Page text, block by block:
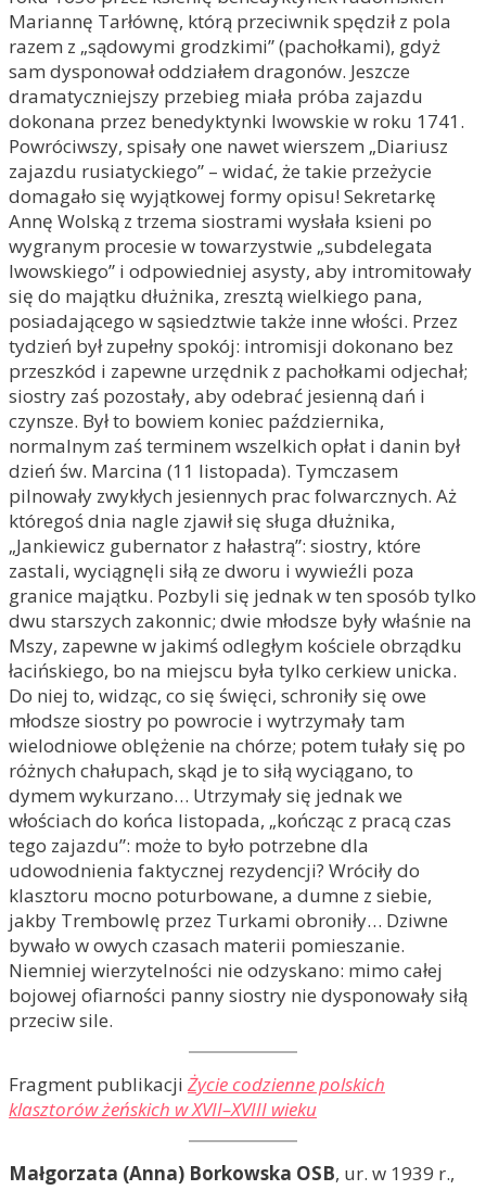
Mariannę Tarłównę, którą przeciwnik spędził z pola
razem z „sądowymi grodzkimi” (pachołkami), gdyż
sam dysponował oddziałem dragonów. Jeszcze
dramatyczniejszy przebieg miała próba zajazdu
dokonana przez benedyktynki lwowskie w roku 1741.
Powróciwszy, spisały one nawet wierszem „Diariusz
zajazdu rusiatyckiego” – widać, że takie przeżycie
domagało się wyjątkowej formy opisu! Sekretarkę
Annę Wolską z trzema siostrami wysłała ksieni po
wygranym procesie w towarzystwie „subdelegata
lwowskiego” i odpowiedniej asysty, aby intromitowały
się do majątku dłużnika, zresztą wielkiego pana,
posiadającego w sąsiedztwie także inne włości. Przez
tydzień był zupełny spokój: intromisji dokonano bez
przeszkód i zapewne urzędnik z pachołkami odjechał;
siostry zaś pozostały, aby odebrać jesienną dań i
czynsze. Był to bowiem koniec października,
normalnym zaś terminem wszelkich opłat i danin był
dzień św. Marcina (11 listopada). Tymczasem
pilnowały zwykłych jesiennych prac folwarcznych. Aż
któregoś dnia nagle zjawił się sługa dłużnika,
„Jankiewicz gubernator z hałastrą”: siostry, które
zastali, wyciągnęli siłą ze dworu i wywieźli poza
granice majątku. Pozbyli się jednak w ten sposób tylko
dwu starszych zakonnic; dwie młodsze były właśnie na
Mszy, zapewne w jakimś odległym kościele obrządku
łacińskiego, bo na miejscu była tylko cerkiew unicka.
Do niej to, widząc, co się święci, schroniły się owe
młodsze siostry po powrocie i wytrzymały tam
wielodniowe oblężenie na chórze; potem tułały się po
różnych chałupach, skąd je to siłą wyciągano, to
dymem wykurzano… Utrzymały się jednak we
włościach do końca listopada, „kończąc z pracą czas
tego zajazdu”: może to było potrzebne dla
udowodnienia faktycznej rezydencji? Wróciły do
klasztoru mocno poturbowane, a dumne z siebie,
jakby Trembowlę przez Turkami obroniły… Dziwne
bywało w owych czasach materii pomieszanie.
Niemniej wierzytelności nie odzyskano: mimo całej
bojowej ofiarności panny siostry nie dysponowały siłą
przeciw sile.
Fragment publikacji Życie codzienne polskich
klasztorów żeńskich w XVII–XVIII wieku
Małgorzata (Anna) Borkowska OSB, ur. w 1939 r.,